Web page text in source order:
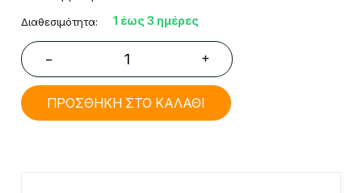
Διαθεσιμότητα: 1 έως 3 ημέρες
− +
ΠΡΟΣΘΗΚΗ ΣΤΟ ΚΑΛΑΘΙ